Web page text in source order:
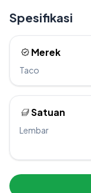
Spesifikasi
Merek
Taco
Satuan
Lembar